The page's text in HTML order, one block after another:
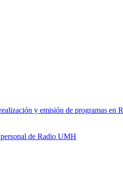
y emisión de programas en
de Radio UMH